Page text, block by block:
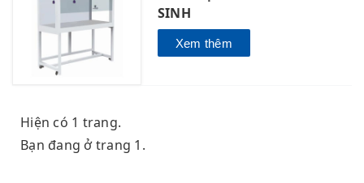
SINH
Xem thêm
Hiện có 1 trang.
Bạn đang ở trang 1.